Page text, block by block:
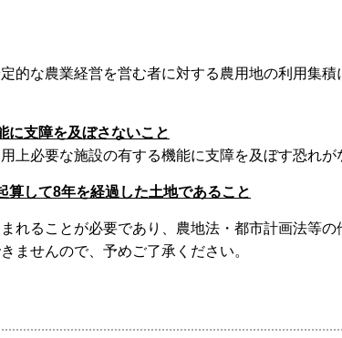
的な農業経営を営む者に対する農用地の利用集積
に支障を及ぼさないこと
必要な施設の有する機能に支障を及ぼす恐れが
して8年を経過した土地であること
ることが必要であり、農地法・都市計画法等の
ませんので、予めご了承ください。